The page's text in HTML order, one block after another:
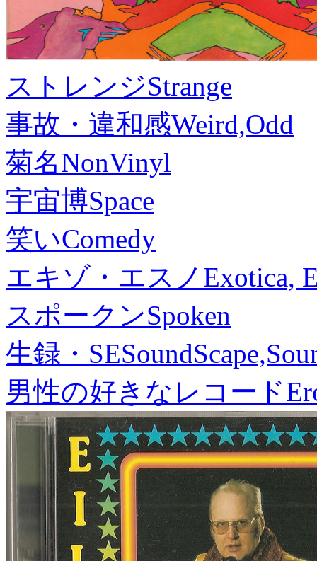
ストレンジStrange
事故・違和感Weird,Odd
菊名NonVinyl
宇宙博Space
笑いComedy
エキゾ・エスノ Exotica,
スポークンSpoken
生録・SE
男性の好きなレコード